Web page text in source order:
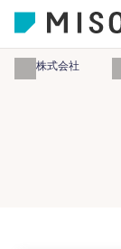
弥生株式会社